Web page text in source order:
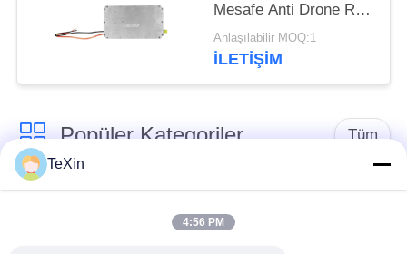
Mesafe Anti Drone Rf
Amplifikatör Modülü
Anlaşılabilir MOQ:1
İLETIŞIM
Popüler Kategoriler Tüm
Sinyal karıştırıcı
Drone sakatlama
modülü
TeXin
4:56 PM